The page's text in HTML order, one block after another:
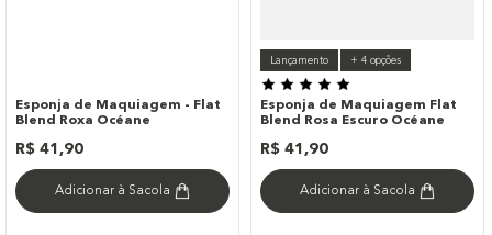
Esponja de Maquiagem - Flat
Blend Roxa Océane
R$ 41 ,90
Adicionar à Sacola
Lançamento + 4opções
Esponja de Maquiagem Flat
Blend Rosa Escuro Océane
R$ 41 ,90
Adicionar à Sacola